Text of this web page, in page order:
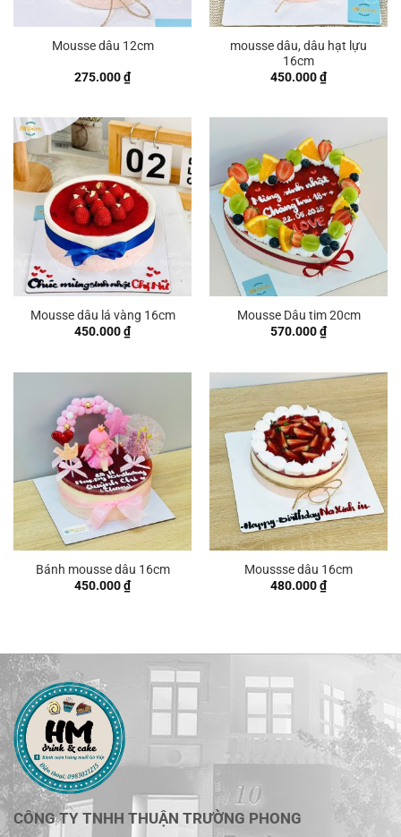
Mousse dâu 12cm
275.000₫
mousse dâu, dâu hạt lựu
16cm
450.000₫
Mousse dâu lá vàng 16cm
450.000₫
Mousse Dâu tim 20cm
570.000₫
Bánh mousse dâu 16cm
450.000₫
Moussse dâu 16cm
480.000₫
CÔNG TY TNHH THUẬN TRƯỜNG PHONG